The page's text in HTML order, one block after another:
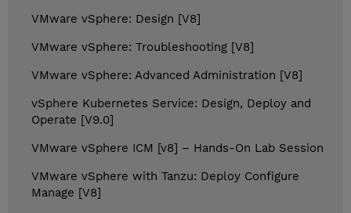
VMware vSphere: Design [V8]
VMware vSphere: Troubleshooting [V8]
VMware vSphere: Advanced Administration [V8]
vSphere Kubernetes Service: Design, Deploy and
Operate [V9.0]
VMware vSphere ICM [v8] – Hands-On Lab Session
VMware vSphere with Tanzu: Deploy Configure
Manage [V8]